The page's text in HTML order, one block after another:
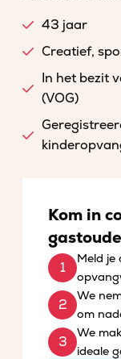
43 jaar
Creatief,
In het bezit
(VOG)
Kom in
Meld je
We
om
We
ideale